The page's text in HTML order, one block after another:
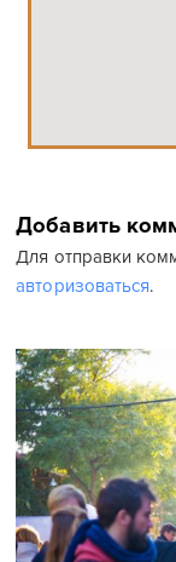
Добавить
Для отправки
авторизоваться.